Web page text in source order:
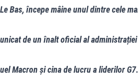
Bas, începe mâine unul dintre cele
de un înalt oficial al
Macron și cina de lucru a liderilor